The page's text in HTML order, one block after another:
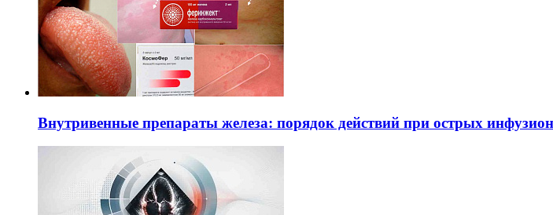
Внутривенные препараты железа: порядок действий при острых